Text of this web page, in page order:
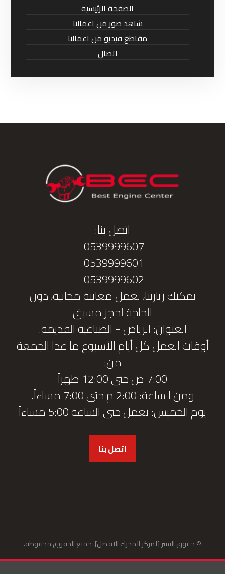
الصفحة الرئيسية
شاهد صور من اعمالنا
مقاطع فيديو من اعمالنا
اتصال
اتصل بنا:
0539999607
0539999601
0539999602
يمكنك زيارتنا، لعمل معاينة مجانية، دون
الحاجة لحجز مسبق
العنوان: الرياض - الصناعية القديمة.
أوقات العمل كل أيام الأسبوع ما عدا الجمعة
من:
7:00 ص حتى 12:00 ظهراً
ومن الساعة: 2:00 م حتى 7:00 مساءاً.
يوم الخميس: نعمل حتى الساعة 5:00 مساءاً
اتصل بنا
© حقوق النشر [لمركز المحرك الافضل]. جميع الحقوق محفوظة.